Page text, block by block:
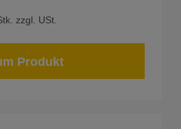
zzgl. USt.
Produkt